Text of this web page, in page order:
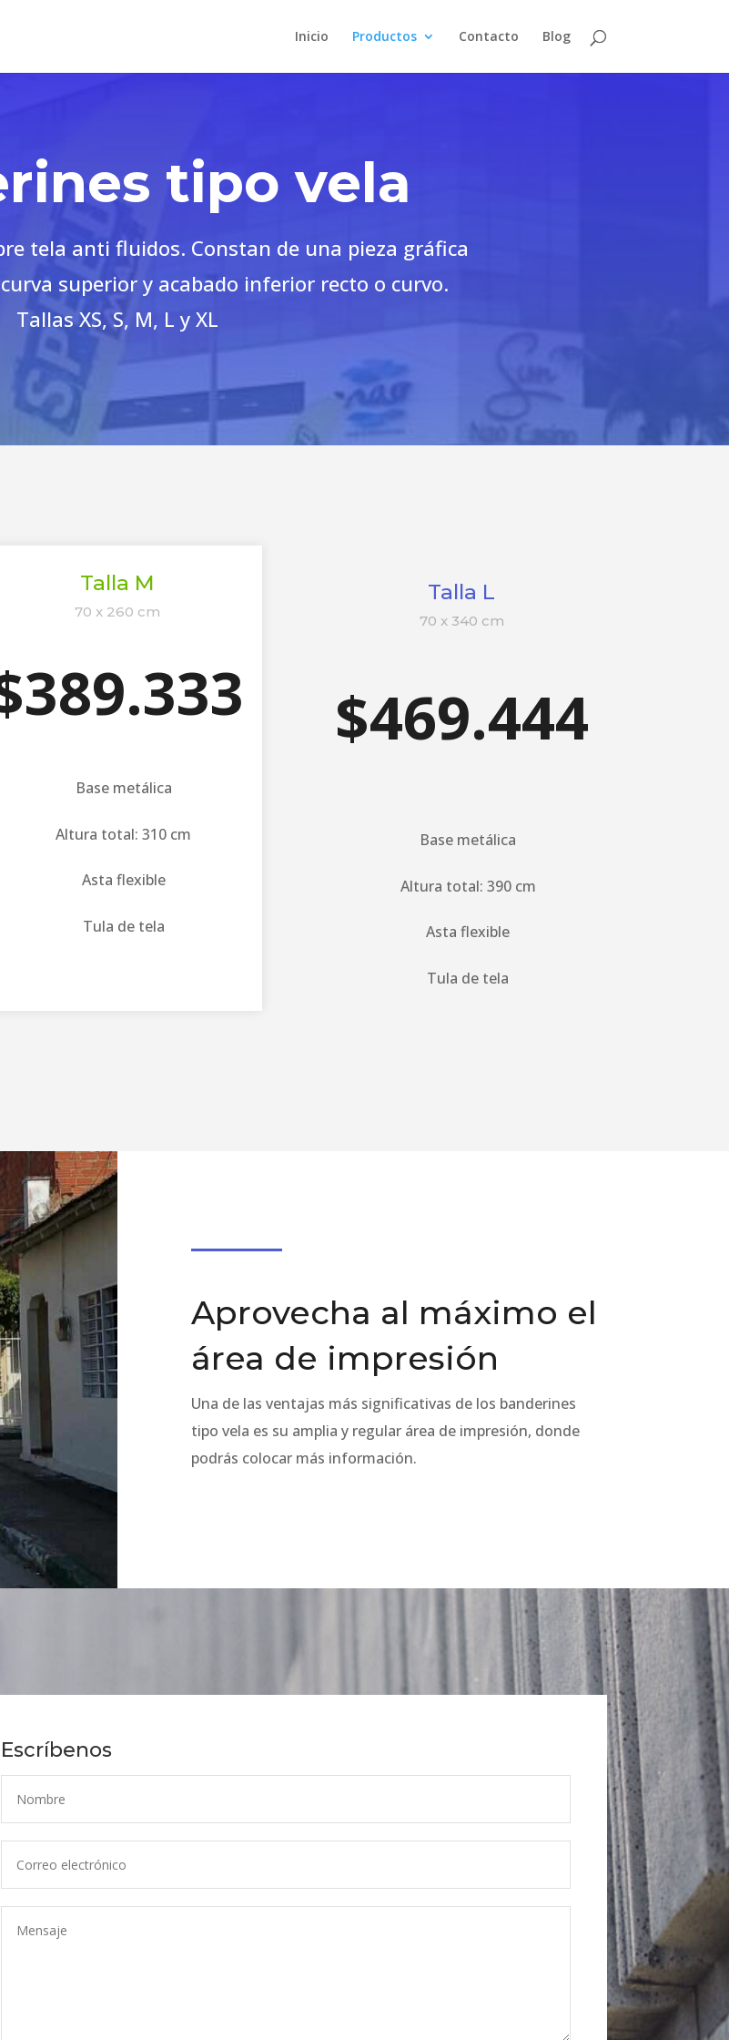
Inicio Productos Contacto Blog
tipo vela
tela anti fluidos. Constan de una pieza gráfica
superior y acabado inferior recto o curvo.
Tallas XS, S, M, L y XL
Talla M
70 x 260 cm
Base metálica
Altura total: 310 cm
Asta flexible
Tula de tela
Talla L
70 x 340 cm
$469.444
Base metálica
Altura total: 390 cm
Asta flexible
Tula de tela
Aprovecha al máximo el
área de impresión
Una de las ventajas más significativas de los banderines
tipo vela es su amplia y regular área de impresión, donde
podrás colocar más información.
Escríbenos